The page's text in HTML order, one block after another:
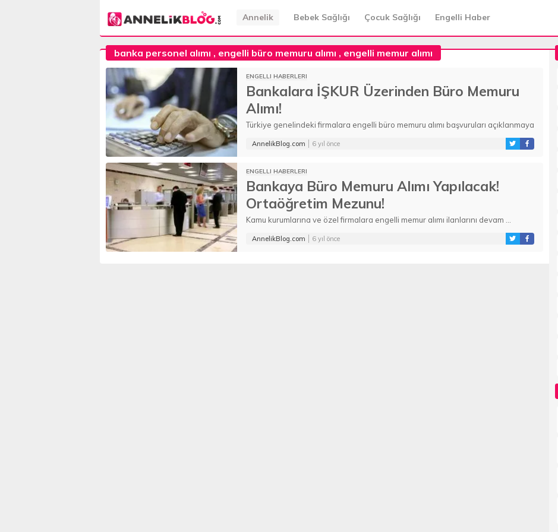
Annelik Bebek Sağlığı Çocuk Sağlığı Engelli Haber
banka personel alımı , engelli büro memuru alımı , engelli memur alımı
ENGELLI HABERLERI
Bankalara İŞKUR Üzerinden Büro Memuru
Alımı!
Türkiye genelindeki firmalara engelli büro memuru alımı başvuruları açıklanmaya
AnnelikBlog.com 6 yıl önce
ENGELLI HABERLERI
Bankaya Büro Memuru Alımı Yapılacak!
Ortaöğretim Mezunu!
Kamu kurumlarına ve özel firmalara engelli memur alımı ilanlarını devam ...
AnnelikBlog.com 6 yıl önce